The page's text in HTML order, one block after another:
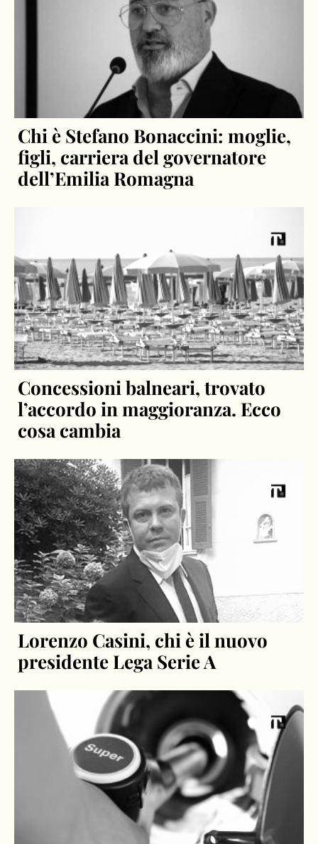
Chi è Stefano Bonaccini: moglie,
figli, carriera del governatore
dell’Emilia Romagna
Concessioni balneari, trovato
l’accordo in maggioranza. Ecco
cosa cambia
Lorenzo Casini, chi è il nuovo
presidente Lega Serie A